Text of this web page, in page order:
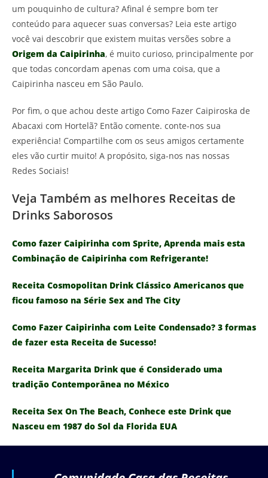
um pouquinho de cultura? Afinal é sempre bom ter
conteúdo para aquecer suas conversas? Leia este artigo
você vai descobrir que existem muitas versões sobre a
Origem da Caipirinha, é muito curioso, principalmente por
que todas concordam apenas com uma coisa, que a
Caipirinha nasceu em São Paulo.
Por fim, o que achou deste artigo Como Fazer Caipiroska de
Abacaxi com Hortelã? Então comente. conte-nos sua
experiência! Compartilhe com os seus amigos certamente
eles vão curtir muito! A propósito, siga-nos nas nossas
Redes Sociais!
Veja Também as melhores Receitas de
Drinks Saborosos
Como fazer Caipirinha com Sprite, Aprenda mais esta
Combinação de Caipirinha com Refrigerante!
Receita Cosmopolitan Drink Clássico Americanos que
ficou famoso na Série Sex and The City
Como Fazer Caipirinha com Leite Condensado? 3 formas
de fazer esta Receita de Sucesso!
Receita Margarita Drink que é Considerado uma
tradição Contemporânea no México
Receita Sex On The Beach, Conhece este Drink que
Nasceu em 1987 do Sol da Florida EUA